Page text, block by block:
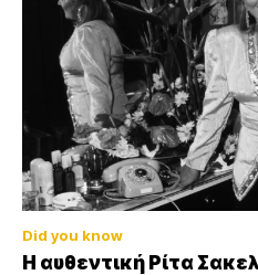
Did you know
Η αυθεντική Ρίτα